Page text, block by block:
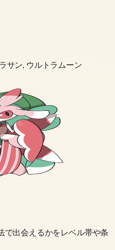
サン, ウルトラムーン
で出会えるかをレベル帯や条